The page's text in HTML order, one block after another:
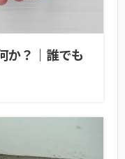
か？｜誰でも